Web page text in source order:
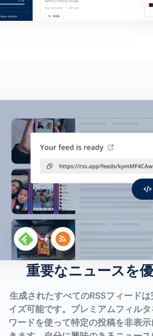
重要なニュースを
生成されたすべてのRSSフィード
イズ可能です。プレミアムフィル
ワードを使って特定の投稿を非表